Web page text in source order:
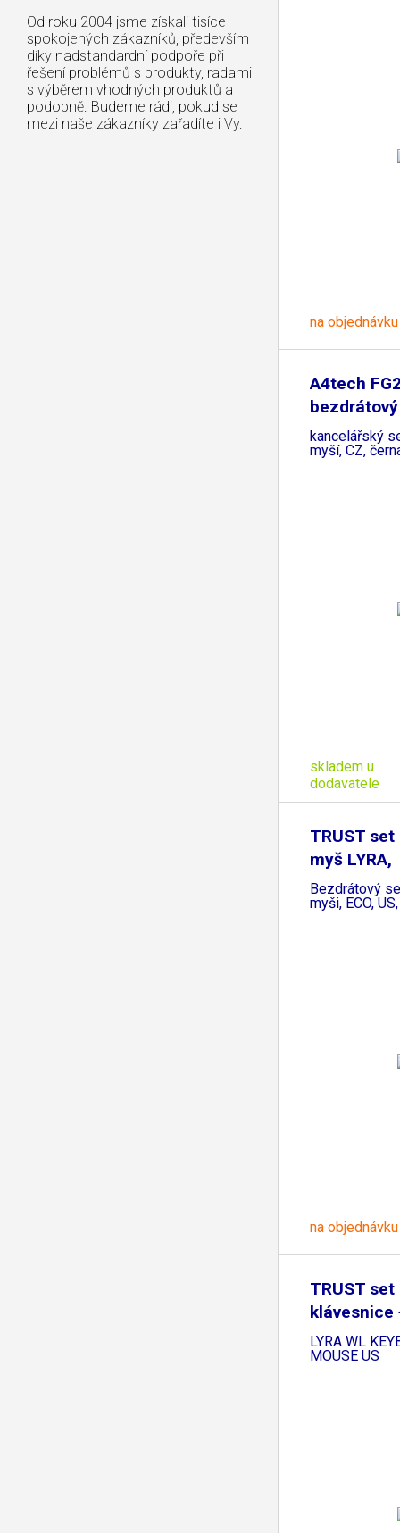
Od roku 2004 jsme získali tisíce
spokojených zákazníků, především
díky nadstandardní podpoře při
řešení problémů s produkty, radami
s výběrem vhodných produktů a
podobně. Budeme rádi, pokud se
mezi naše zákazníky zařadíte i Vy.
na objednávku
A4tech
bezdrátový
kancelářský
myší, CZ,
skladem u
dodavatele
TRUST
myš LYRA,
Bezdrátový
myši, ECO,
na objednávku
TRUST
klávesnice
LYRA WL
MOUSE US